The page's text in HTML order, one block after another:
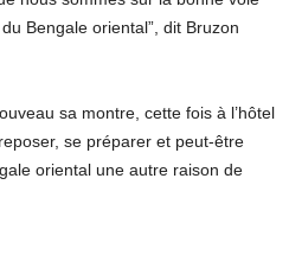
Bengale oriental”, dit Bruzon
sa montre, cette fois à l’hôtel
se préparer et peut-être
oriental une autre raison de